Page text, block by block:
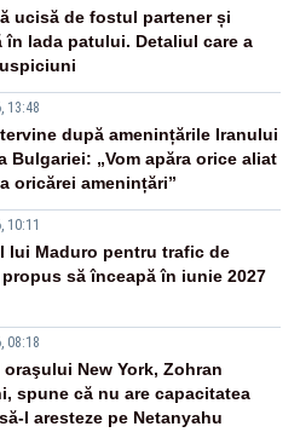
ucisă de fostul partener și
în lada patului. Detaliul care a
13:48
după amenințările Iranului
Bulgariei: „Vom apăra orice aliat
oricărei amenințări”
10:11
lui Maduro pentru trafic de
să înceapă în iunie 2027
08:18
oraşului New York, Zohran
spune că nu are capacitatea
l aresteze pe Netanyahu